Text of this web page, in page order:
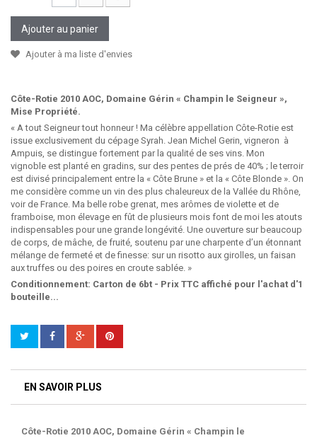
Ajouter au panier
Ajouter à ma liste d'envies
Côte-Rotie 2010 AOC, Domaine Gérin « Champin le Seigneur »,
Mise Propriété.
« A tout Seigneur tout honneur ! Ma célèbre appellation Côte-Rotie est
issue exclusivement du cépage Syrah. Jean Michel Gerin, vigneron à
Ampuis, se distingue fortement par la qualité de ses vins. Mon
vignoble est planté en gradins, sur des pentes de prés de 40% ; le terroir
est divisé principalement entre la « Côte Brune » et la « Côte Blonde ». On
me considère comme un vin des plus chaleureux de la Vallée du Rhône,
voir de France. Ma belle robe grenat, mes arômes de violette et de
framboise, mon élevage en fût de plusieurs mois font de moi les atouts
indispensables pour une grande longévité. Une ouverture sur beaucoup
de corps, de mâche, de fruité, soutenu par une charpente d’un étonnant
mélange de fermeté et de finesse: sur un risotto aux girolles, un faisan
aux truffes ou des poires en croute sablée. »
Conditionnement: Carton de 6bt - Prix TTC affiché pour l'achat d'1
bouteille...
EN SAVOIR PLUS
Côte-Rotie 2010 AOC, Domaine Gérin « Champin le